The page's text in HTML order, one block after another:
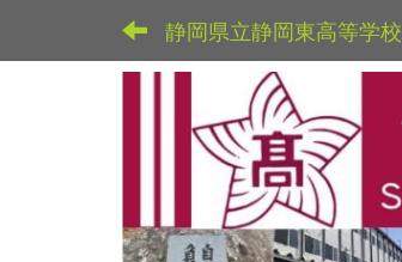
静岡県立静岡東高等学校